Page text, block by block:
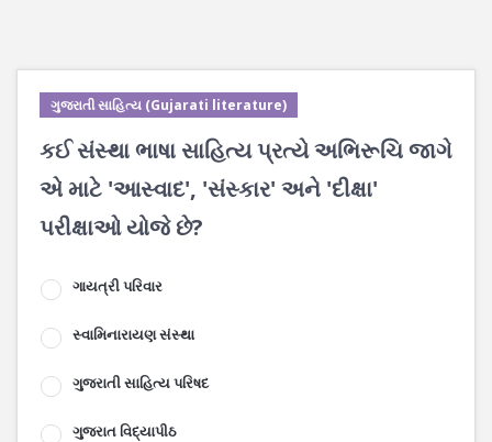
ગુજરાતી સાહિત્ય (Gujarati literature)
કઈ સંસ્થા ભાષા સાહિત્ય પ્રત્યે અભિરૂચિ જાગે
એ માટે 'આસ્વાદ', 'સંસ્કાર' અને 'દીક્ષા'
પરીક્ષાઓ યોજે છે?
ગાયત્રી પરિવાર
સ્વામિનારાયણ સંસ્થા
ગુજરાતી સાહિત્ય પરિષદ
ગુજરાત વિદ્યાપીઠ